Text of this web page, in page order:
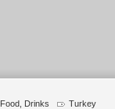
Food, Drinks Turkey